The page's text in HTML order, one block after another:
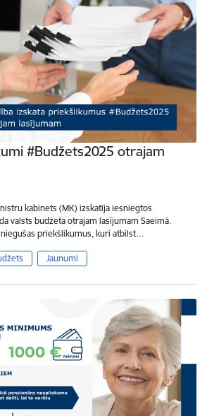
#Budžets2025 otrajam
kabinets (MK) izskatīja iesniegtos
valsts budžeta otrajam lasījumam Saeimā.
priekšlikumus, kuri atbilst…
Jaunumi